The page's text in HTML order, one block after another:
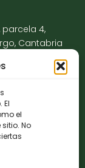
el
No
4,
Cantabria